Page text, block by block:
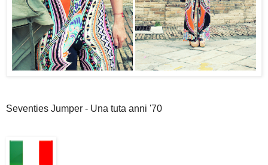
Seventies Jumper - Una tuta anni '70